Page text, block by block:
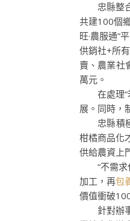
忠縣整合
共建100個
旺·農服通”
供銷社+所
賣、農業社
萬元。
在處理“若
展。同時，
忠縣積極
柑橘商品化
供給農資上
“不需求任
加工，再包
價值衝破
針對辦事